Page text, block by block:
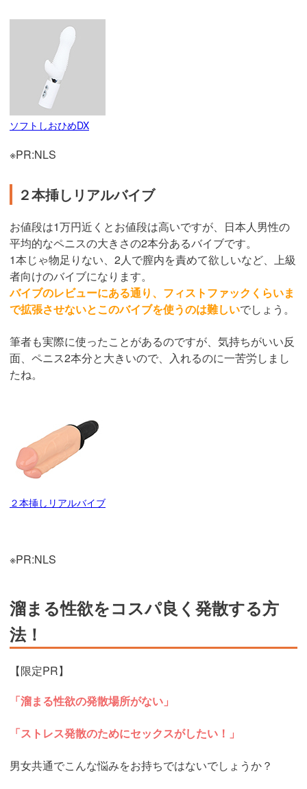
ソフトしおひめDX
※PR:NLS
２本挿しリアルバイブ
お値段は1万円近くとお値段は高いですが、日本人男性の
平均的なペニスの大きさの2本分あるバイブです。
1本じゃ物足りない、2人で膣内を責めて欲しいなど、上級
者向けのバイブになります。
バイブのレビューにある通り、フィストファックくらいま
で拡張させないとこのバイブを使うのは難しいでしょう。
筆者も実際に使ったことがあるのですが、気持ちがいい反
面、ペニス2本分と大きいので、入れるのに一苦労しまし
たね。
２本挿しリアルバイブ
※PR:NLS
溜まる性欲をコスパ良く発散する方
法！
【限定PR】
「溜まる性欲の発散場所がない」
「ストレス発散のためにセックスがしたい！」
男女共通でこんな悩みをお持ちではないでしょうか？